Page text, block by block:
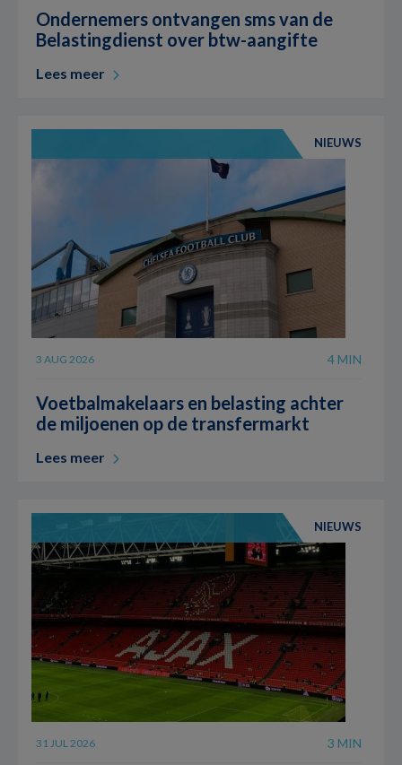
Ondernemers ontvangen sms van de
Belastingdienst over btw-aangifte
Lees meer
NIEUWS
3 AUG 2026 4 MIN
Voetbalmakelaars en belasting achter
de miljoenen op de transfermarkt
Lees meer
NIEUWS
31 JUL 2026 3 MIN